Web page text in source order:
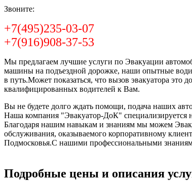
Звоните:
+7(495)235-03-07
+7(916)908-37-53
Мы предлагаем лучшие услуги по Эвакуации
машины на подъездной дорожке, наши опытные
в путь.Может показаться, что вызов эвакуатора
квалифицированных водителей к Вам.
Вы не будете долго ждать помощи, подача наших
Наша компания "Эвакуатор-ДоК" специализируется
Благодаря нашим навыкам и знаниям мы можем
обслуживания, оказываемого корпоративному
Подмосковья.С нашими профессиональными
Подробные цены и описания